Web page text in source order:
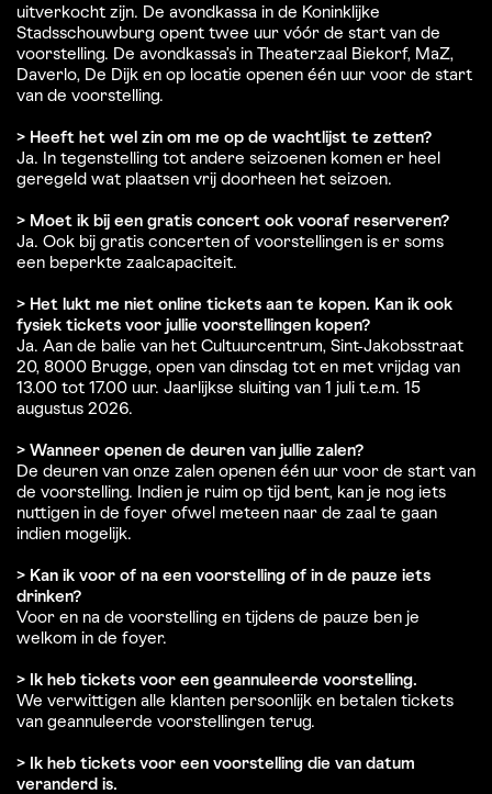
uitverkocht zijn. De avondkassa in de Koninklijke
Stadsschouwburg opent twee uur vóór de start van de
voorstelling. De avondkassa’s in Theaterzaal Biekorf, MaZ,
Daverlo, De Dijk en op locatie openen één uur voor de start
van de voorstelling.
> Heeft het wel zin om me op de wachtlijst te zetten?
Ja. In tegenstelling tot andere seizoenen komen er heel
geregeld wat plaatsen vrij doorheen het seizoen.
> Moet ik bij een gratis concert ook vooraf reserveren?
Ja. Ook bij gratis concerten of voorstellingen is er soms
een beperkte zaalcapaciteit.
> Het lukt me niet online tickets aan te kopen. Kan ik ook
fysiek tickets voor jullie voorstellingen kopen?
Ja. Aan de balie van het Cultuurcentrum, Sint-Jakobsstraat
20, 8000 Brugge, open van dinsdag tot en met vrijdag van
13.00 tot 17.00 uur. Jaarlijkse sluiting van 1 juli t.e.m. 15
augustus 2026.
> Wanneer openen de deuren van jullie zalen?
De deuren van onze zalen openen één uur voor de start van
de voorstelling. Indien je ruim op tijd bent, kan je nog iets
nuttigen in de foyer ofwel meteen naar de zaal te gaan
indien mogelijk.
> Kan ik voor of na een voorstelling of in de pauze iets
drinken?
Voor en na de voorstelling en tijdens de pauze ben je
welkom in de foyer.
> Ik heb tickets voor een geannuleerde voorstelling.
We verwittigen alle klanten persoonlijk en betalen tickets
van geannuleerde voorstellingen terug.
> Ik heb tickets voor een voorstelling die van datum
veranderd is.